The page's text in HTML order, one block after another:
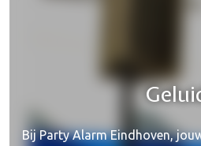
Bij Party Alarm Eindhoven,